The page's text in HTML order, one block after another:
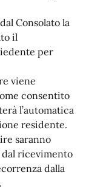
Consolato la
il
per
viene
consentito
l’automatica
residente.
saranno
ricevimento
dalla